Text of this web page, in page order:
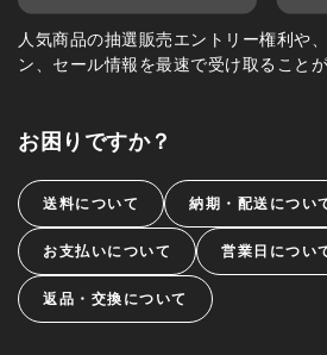
人気商品の抽選販売エントリー権利や
ン、セール情報を最速で受け取ることが
お困りですか？
送料について 納期・配送につい
お支払いについて 営業日につい
返品・交換について